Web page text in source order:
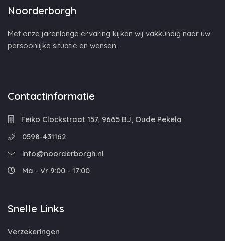
Noorderborgh
Met onze jarenlange ervaring kijken wij vakkundig naar uw
persoonlijke situatie en wensen.
Contactinformatie
Feiko Clockstraat 157, 9665 BJ, Oude Pekela
0598-431162
info@noorderborgh.nl
Ma - Vr 9:00 - 17:00
Snelle Links
Verzekeringen